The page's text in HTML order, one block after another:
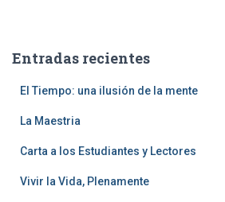
r
Entradas recientes
El Tiempo: una ilusión de la mente
La Maestria
Carta a los Estudiantes y Lectores
Vivir la Vida, Plenamente